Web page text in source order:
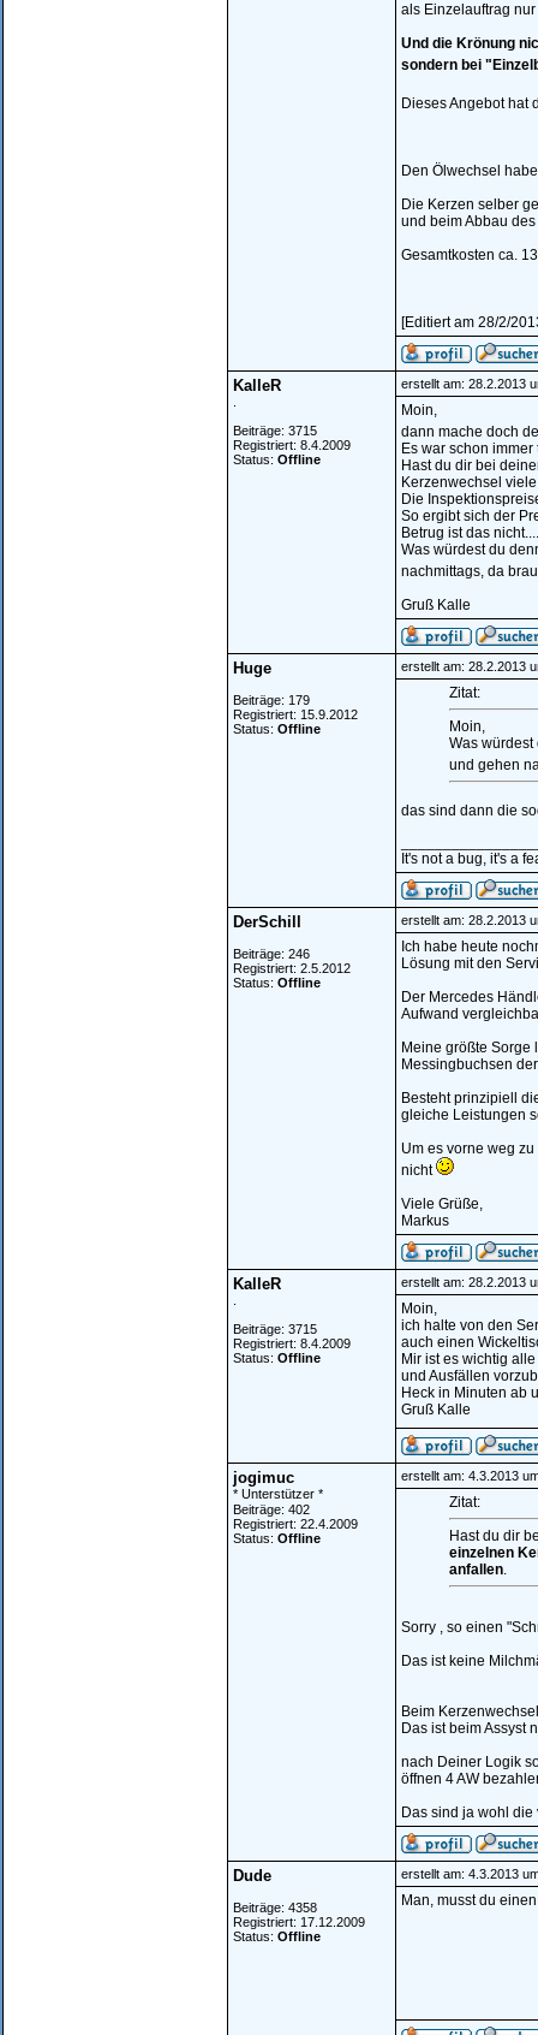
als Einzelauftrag
Und die Krönung
sondern bei
Dieses Angebot hat
Den Ölwechsel
Die Kerzen selber
und beim Abbau
Gesamtkosten ca.
[Editiert am 28/2/
KalleR
Beiträge: 3715
Registriert: 8.4.2009
Status: Offline
erstellt am: 28.2.2013
Moin,
dann mache doch
Es war schon
Hast du dir bei
Kerzenwechsel
Die
So ergibt sich der
Betrug ist das
Was würdest du
nachmittags, da
Gruß Kalle
Huge
Beiträge: 179
Registriert: 15.9.2012
Status: Offline
erstellt am: 28.2.2013
Zitat:
Moin,
Was
und gehen
das sind dann die
It's not a bug, it's a
DerSchill
Beiträge: 246
Registriert: 2.5.2012
Status: Offline
erstellt am: 28.2.2013
Ich habe heute
Lösung mit den
Der Mercedes
Aufwand
Meine größte Sorge
Messingbuchsen
Besteht prinzipiell
gleiche Leistungen
Um es vorne weg
nicht
Viele Grüße,
Markus
KalleR
Beiträge: 3715
Registriert: 8.4.2009
Status: Offline
erstellt am: 28.2.2013
Moin,
ich halte von den
auch einen
Mir ist es wichtig
und Ausfällen
Heck in Minuten ab
Gruß Kalle
jogimuc
* Unterstützer *
Beiträge: 402
Registriert: 22.4.2009
Status: Offline
erstellt am: 4.3.2013
Zitat:
Hast du dir
einzelnen
anfallen.
Sorry , so einen
Das ist keine
Beim
Das ist beim Assyst
nach Deiner Logik
öffnen 4 AW
Das sind ja wohl die
Dude
Beiträge: 4358
Registriert: 17.12.2009
Status: Offline
erstellt am: 4.3.2013
Man, musst du